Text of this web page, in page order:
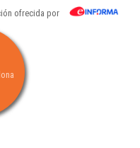
ofrecida por